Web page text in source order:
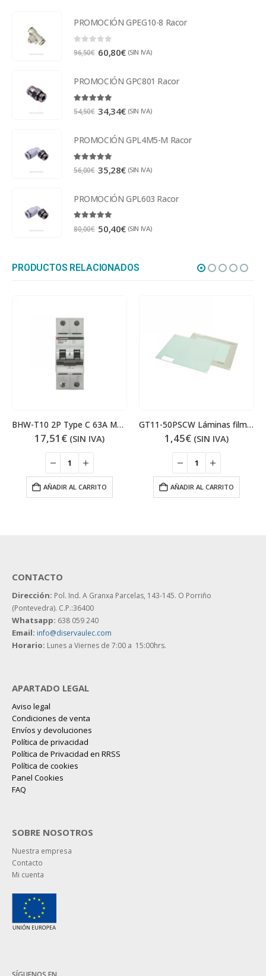
PROMOCIÓN GPEG10-8 Racor
0 out of 5
96,50€ 60,80€ (SIN IVA)
PROMOCIÓN GPC801 Racor
54,50€ 34,34€ (SIN IVA)
PROMOCIÓN GPL4M5-M Racor
56,00€ 35,28€ (SIN IVA)
PROMOCIÓN GPL603 Racor
80,00€ 50,40€ (SIN IVA)
PRODUCTOS RELACIONADOS
BHW-T10 2P Type C 63A Magnetotérmico
17,51 € (SIN IVA)
AÑADIR AL CARRITO
GT11-50PSCW Láminas film protector GT1000
1,45€ (SIN IVA)
AÑADIR AL CARRITO
CONTACTO
Dirección: Pol. Ind. A Granxa Parcelas, 143-145. O Porriño
(Pontevedra). C.P.:36400
Whatsapp: 638 059 240
Email: info@diservaulec.com
Horario: Lunes a Viernes de 7:00 a 15:00hrs.
APARTADO LEGAL
Aviso legal
Condiciones de venta
Envíos y devoluciones
Política de privacidad
Política de Privacidad en RRSS
Política de cookies
Panel Cookies
FAQ
SOBRE NOSOTROS
Nuestra empresa
Contacto
Mi cuenta
SÍGUENOS EN